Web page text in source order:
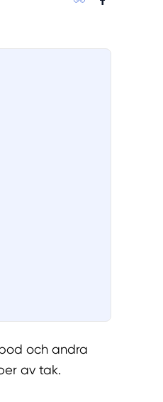
och andra
av tak.